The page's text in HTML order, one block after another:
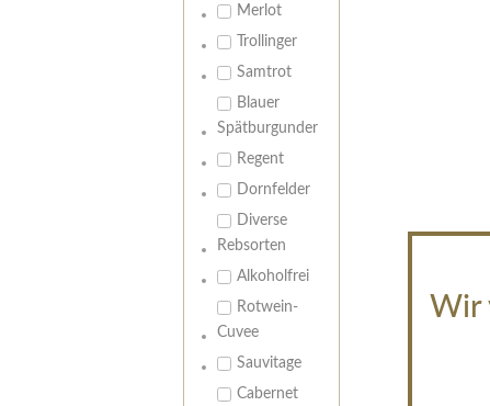
Wir
Merlot
Trollinger
Samtrot
Blauer
Spätburgunder
Regent
Dornfelder
Diverse
Rebsorten
Alkoholfrei
Rotwein-
Cuvee
Sauvitage
Cabernet